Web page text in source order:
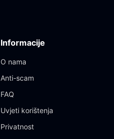
Informacije
O nama
Anti-scam
FAQ
Uvjeti korištenja
Privatnost